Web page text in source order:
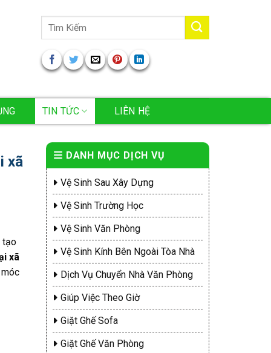
Tìm
TIN TỨC LIÊN HỆ
xã
tạo
xã
DANH MỤC DỊCH VỤ
Vệ Sinh Sau Xây Dựng
Vệ Sinh Trường Học
Vệ Sinh Văn Phòng
Vệ Sinh Kính Bên Ngoài Tòa Nhà
Dịch Vụ Chuyển Nhà Văn Phòng
Giúp Việc Theo Giờ
Giặt Ghế Sofa
Giặt Ghế Văn Phòng